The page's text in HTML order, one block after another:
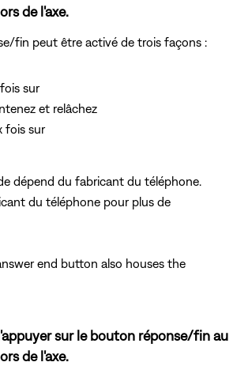
de l'axe.
fin peut être activé de trois façons :
sur
et relâchez
fois sur
dépend du fabricant du téléphone.
du téléphone pour plus de
end button also houses the
sur le bouton réponse/fin au
de l'axe.